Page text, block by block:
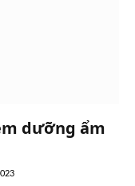
dưỡng ẩm